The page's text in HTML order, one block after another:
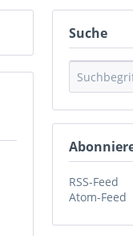
Suche
RSS-Feed
Atom-Feed